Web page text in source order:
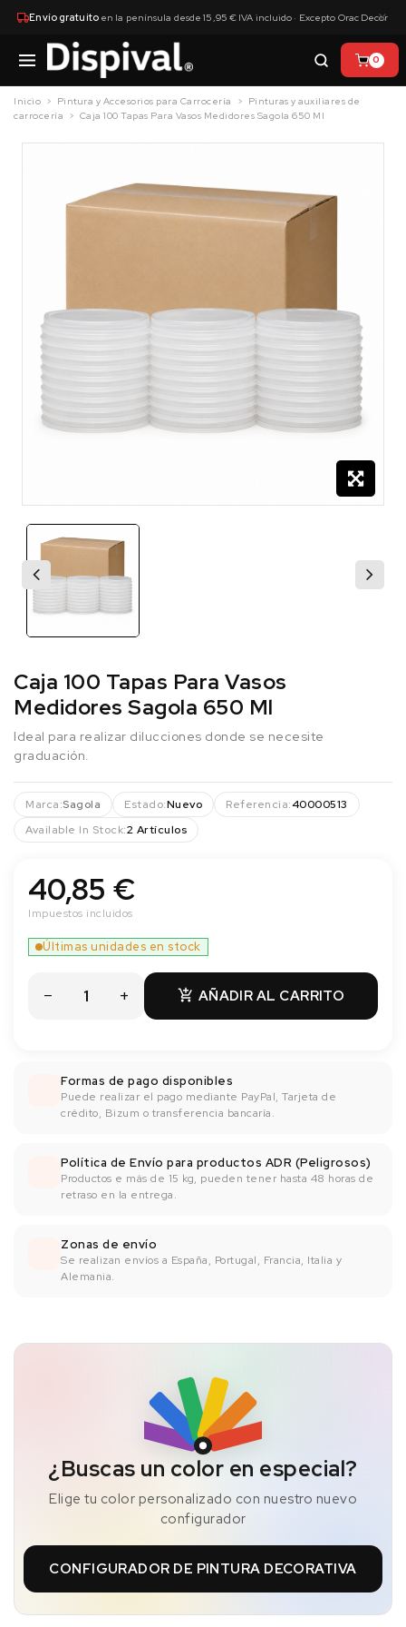
Envío gratuitoen la península desde 15,95 € IVA incluido · Excepto Orac Decor
×
0
Inicio Pintura y Accesorios para Carrocería
Pinturas y auxiliares de
carrocería
Caja 100 Tapas Para Vasos Medidores Sagola 650 Ml
Caja 100 Tapas Para Vasos
Medidores Sagola 650 Ml
Ideal para realizar dilucciones donde se necesite
graduación.
Marca:Sagola Estado:Nuevo Referencia:40000513
Available In Stock:2 Artículos
40,85 €
Impuestos incluidos
 AÑADIR AL CARRITO
Últimas unidades en stock
Formas de pago disponibles
Puede realizar el pago mediante PayPal, Tarjeta de
crédito, Bizum o transferencia bancaría.
Política de Envío para productos ADR (Peligrosos)
Productos e más de 15 kg, pueden tener hasta 48 horas de
retraso en la entrega.
Zonas de envío
Se realizan envíos a España, Portugal, Francia, Italia y
Alemania.
¿Buscas un color en especial?
Elige tu color personalizado con nuestro nuevo
configurador
CONFIGURADOR DE PINTURA DECORATIVA